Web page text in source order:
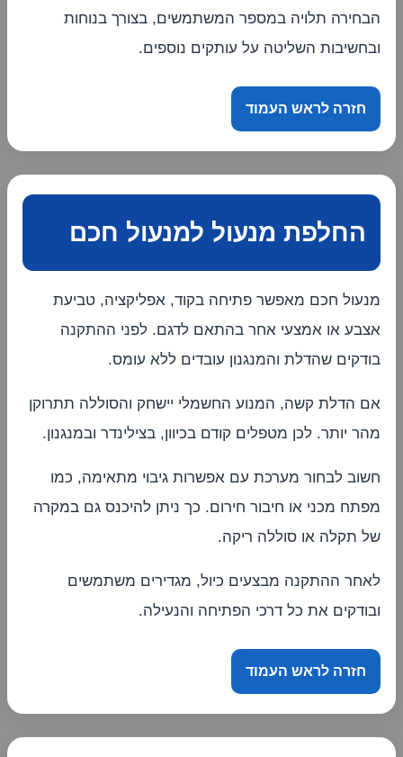
הבחירה תלויה במספר המשתמשים, בצורך בנוחות
ובחשיבות השליטה על עותקים נוספים.
חזרה לראש העמוד
החלפת מנעול למנעול חכם
מנעול חכם מאפשר פתיחה בקוד, אפליקציה, טביעת
אצבע או אמצעי אחר בהתאם לדגם. לפני ההתקנה
בודקים שהדלת והמנגנון עובדים ללא עומס.
אם הדלת קשה, המנוע החשמלי יישחק והסוללה תתרוקן
מהר יותר. לכן מטפלים קודם בכיוון, בצילינדר ובמנגנון.
חשוב לבחור מערכת עם אפשרות גיבוי מתאימה, כמו
מפתח מכני או חיבור חירום. כך ניתן להיכנס גם במקרה
של תקלה או סוללה ריקה.
לאחר ההתקנה מבצעים כיול, מגדירים משתמשים
ובודקים את כל דרכי הפתיחה והנעילה.
חזרה לראש העמוד